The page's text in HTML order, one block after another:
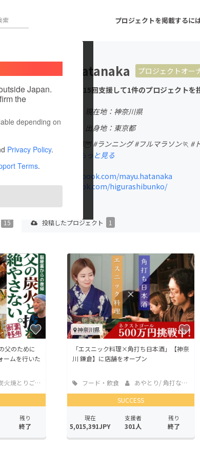
プロジェクトを掲載するに
ェクト 注目のリターン 注目の新着プロジ
写真 音楽
ー・ガジェット
ゲーム・サービス開発
画
・起業
チャレンジ
り・地域活性化
CAMPFIREふるさと納税
Japan.
the
depending on
Privacy Policy.
Terms.
Mayu Hatanaka
プロジェクトオー
これまでに15回支援して1件のプロジェクトを
現在地：神奈川県
出身国：日本
出身地：東京都
#ヒグラシ文庫🦉 #ランニング #フルマラソン🏃
Rを走ってま
もっと見る
www.facebook.com/mayu.hatanaka
m.facebook.com/higurashibunko/
15 投稿したプロジェクト 1
父のために
ームを行いた
火焼とりごえ
残り
終了
神奈川県
「エスニック料理×角打ち日本酒」【神奈
川 鎌倉】に店舗をオープン
フード・飲食
店
あやとり/ 角打なおらい
SUCCESS
現在
5,015,391JPY
支援者
301人
残り
終了